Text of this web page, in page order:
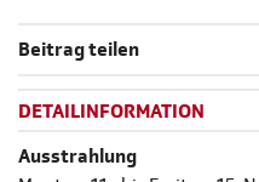
Beitrag teilen
DETAILINFORMATION
Ausstrahlung